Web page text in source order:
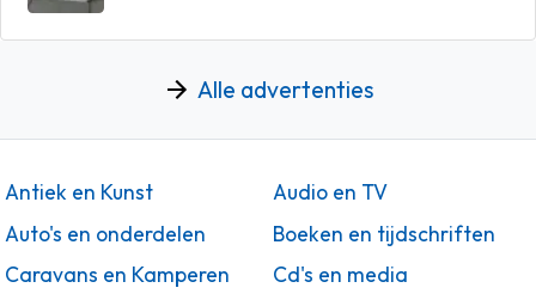
Alle advertenties
Antiek en Kunst
Audio en TV
Auto's en onderdelen
Boeken en tijdschriften
Caravans en Kamperen
Cd's en media